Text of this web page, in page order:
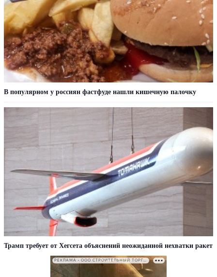
В популярном у россиян фастфуде нашли кишечную палочку
Трамп требует от Хегсета объяснений неожиданной нехватки ракет
РЕКЛАМА • ООО СТРОИТЕЛЬНЫЙ ТОРГОВЫЙ ДОМ «ПЕТРОВИЧ». ИНН: 7802348846